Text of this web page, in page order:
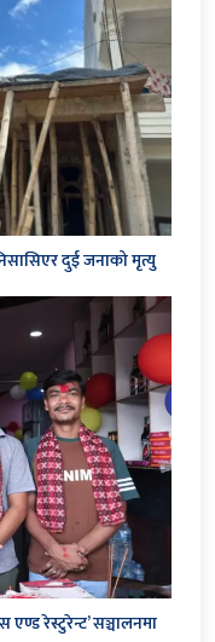
दुई जनाको मृत्यु
रेस्टुरेन्ट’ सञ्चालनमा